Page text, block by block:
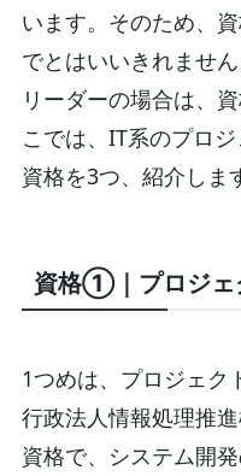
います。そのため、
でとはいいきれませ
リーダーの場合は、
こでは、IT系のプロ
資格を3つ、紹介しま
資格①｜プロジェ
1つめは、プロジェク
行政法人情報処理推
資格で、システム開